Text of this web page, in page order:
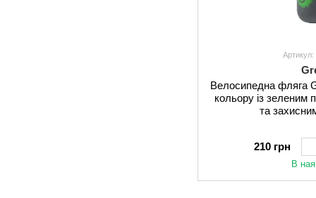
Велосипедна фляга
кольору із
та
210 грн
В